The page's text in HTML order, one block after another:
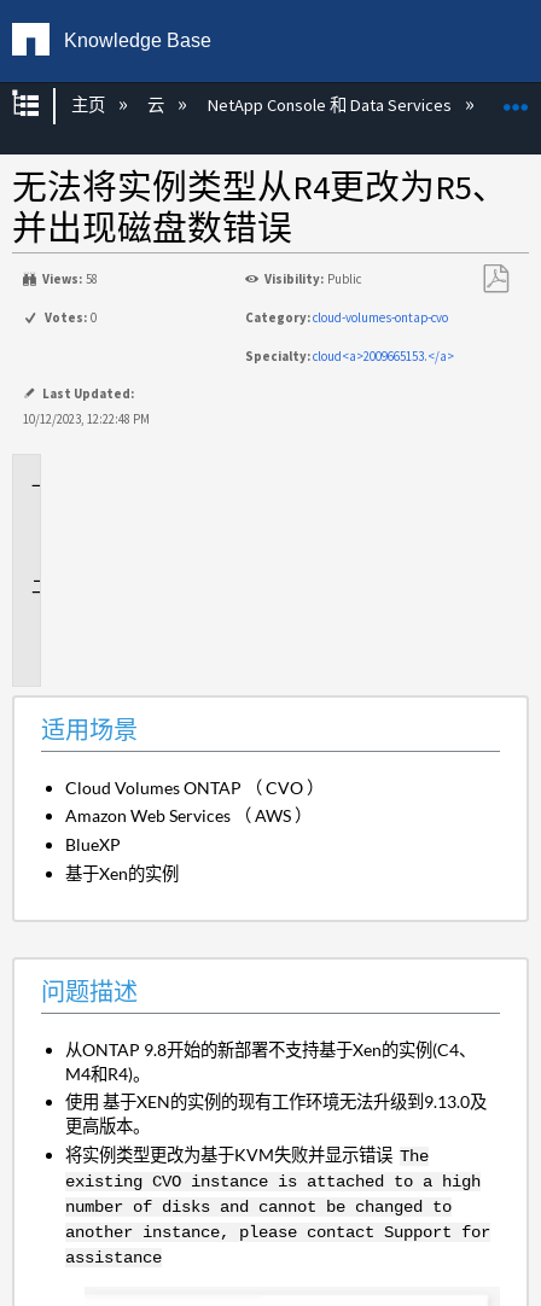
Knowledge Base
扩展/隐缩全局层次
主页 云 NetApp Console 和 Data Services
无法将实例类型从R4更改为R5、
并出现磁盘数错误
Views: 58 Visibility: Public
Votes: 0 Category:cloud-volumes-ontap-cvo
Specialty:cloud<a>2009665153.</a>
Last Updated:
10/12/2023, 12:22:48 PM
适用场景
Cloud Volumes ONTAP （ CVO ）
Amazon Web Services （ AWS ）
BlueXP
基于Xen的实例
问题描述
从ONTAP 9.8开始的新部署不支持基于Xen的实例(C4、
M4和R4)。
使用 基于XEN的实例的现有工作环境无法升级到9.13.0及
更高版本。
将实例类型更改为基于KVM失败并显示错误The
existing CVO instance is attached to a high
number of disks and cannot be changed to
another instance, please contact Support for
assistance